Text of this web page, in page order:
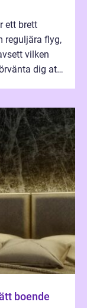
ett brett
reguljära flyg,
vilken
dig att